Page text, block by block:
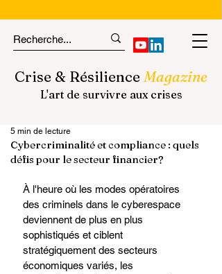
Crise & Résilience Magazine
L'art de survivre aux crises
Cybercriminalité et compliance : quels
défis pour le secteur financier?
5 min de lecture
À l'heure où les modes opératoires
des criminels dans le cyberespace
deviennent de plus en plus
sophistiqués et ciblent
stratégiquement des secteurs
économiques variés, les